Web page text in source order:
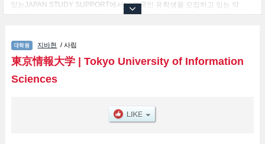
있는JAPAN STUDY SUPPORT에서는 외국인 유학생을 모집하고 있는 약
1,300여 개의 대학・대학원・단기대학・전문학교의 정보를 게재하고 있습니
科 등의 연구과별 정보, 모집정원과 합격자수 등의 입시정보, 시설안내, 교통정
보 등 외국인 유학생에게 유익하고 필요한 정보를 게재하고 있으므로 많이 이
용해 주시기 바랍니다.
지바현 / 사립
東京情報大学| Tokyo University of Information
Sciences